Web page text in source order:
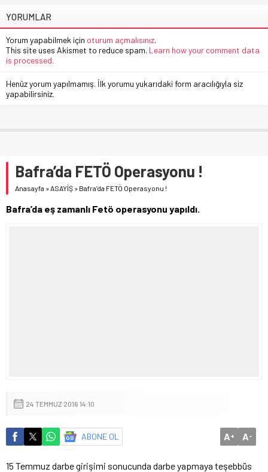
YORUMLAR
Yorum yapabilmek için oturum açmalısınız.
This site uses Akismet to reduce spam. Learn how your comment data
is processed.
Henüz yorum yapılmamış. İlk yorumu yukarıdaki form aracılığıyla siz
yapabilirsiniz.
Bafra’da FETÖ Operasyonu !
Anasayfa »ASAYİŞ » Bafra’da FETÖ Operasyonu !
Bafra’da eş zamanlı Fetö operasyonu yapıldı.
24 TEMMUZ 2016 14:10
ABONE OL A+ A-
15 Temmuz darbe girişimi sonucunda darbe yapmaya teşebbüs